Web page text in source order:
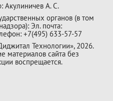
Акулиничев А. С.
органов (в том
Эл. почта:
+7(495) 633-57-57
Технологии», 2026.
материалов сайта без
воспрещается.